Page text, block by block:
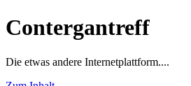
Contergantreff
Die etwas andere Internetplattform....